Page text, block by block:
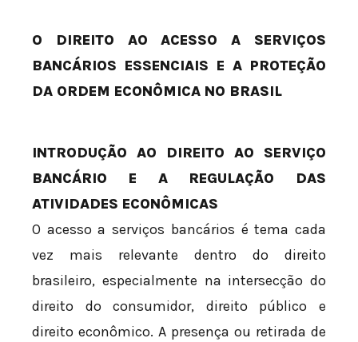
O DIREITO AO ACESSO A SERVIÇOS
BANCÁRIOS ESSENCIAIS E A PROTEÇÃO
DA ORDEM ECONÔMICA NO BRASIL
INTRODUÇÃO AO DIREITO AO SERVIÇO
BANCÁRIO E A REGULAÇÃO DAS
ATIVIDADES ECONÔMICAS
O acesso a serviços bancários é tema cada
vez mais relevante dentro do direito
brasileiro, especialmente na intersecção do
direito do consumidor, direito público e
direito econômico. A presença ou retirada de